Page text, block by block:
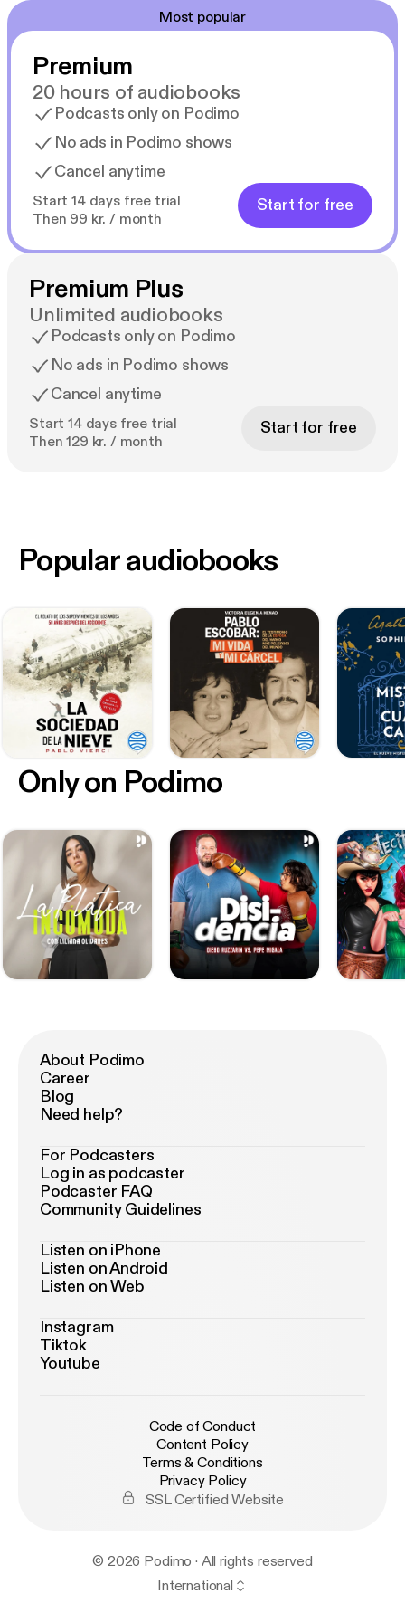
Most popular
Premium
20 hours of audiobooks
Podcasts only on Podimo
No ads in Podimo shows
Cancel anytime
Start 14 days free trial
Then 99 kr. / month
Start for free
Premium Plus
Unlimited audiobooks
Podcasts only on Podimo
No ads in Podimo shows
Cancel anytime
Start 14 days free trial
Then 129 kr. / month
Start for free
Only on Podimo
Popular audiobooks
About Podimo
Career
Blog
Need help?
For Podcasters
Log in as podcaster
Podcaster FAQ
Community Guidelines
Listen on iPhone
Listen on Android
Listen on Web
Instagram
Tiktok
Youtube
Code of Conduct
Content Policy
Terms & Conditions
Privacy Policy
SSL Certified Website
© 2026 Podimo · All rights reserved
International